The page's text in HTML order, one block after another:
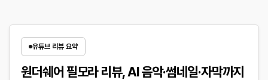
유튜브 리뷰 요약
원더쉐어 필모라 리뷰, AI 음악·썸네일·자막까지